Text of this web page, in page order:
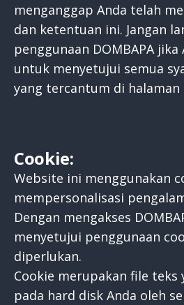
menganggap Anda telah
dan ketentuan ini. Jangan
penggunaan DOMBAPA
untuk menyetujui semua
yang tercantum di halaman
Cookie:
Website ini menggunakan
mempersonalisasi
Dengan mengakses
menyetujui penggunaan
diperlukan.
Cookie merupakan file
pada hard disk Anda oleh